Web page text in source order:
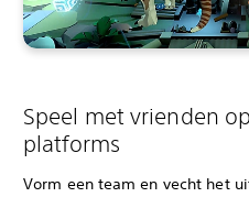
Speel met vrienden
platforms
Vorm een team en vecht het